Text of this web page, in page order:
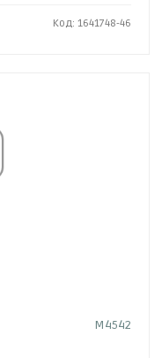
Код: 1641748-46
M4542